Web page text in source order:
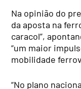
Na opinião do
da aposta na
caracol”,
“um maior
mobilidade
“No plano